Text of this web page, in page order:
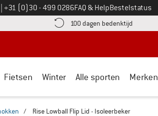
Bel ons op
+31 (0)30 - 499 0286FAQ & HelpBestelstatus
hier! Opent in een infovak
100 dagen bedenktijd Vind
Fietsen Winter Alle sporten Merken
/ Rise Lowball Flip Lid - Isoleerbeker